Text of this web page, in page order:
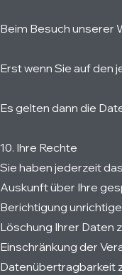
Beim Besuch unserer
Erst wenn Sie auf den
Es gelten dann die
10. Ihre Rechte
Sie haben jederzeit
Auskunft über Ihre
Berichtigung
Löschung Ihrer Daten
Einschränkung der
Datenübertragbarkeit